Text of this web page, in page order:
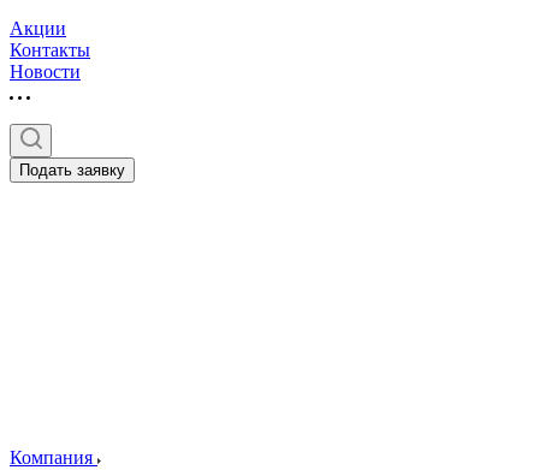
Акции
Контакты
Новости
Подать заявку
Компания